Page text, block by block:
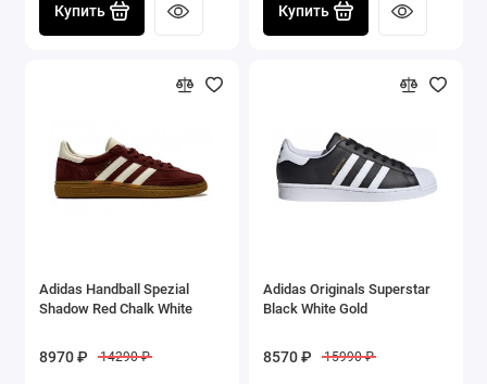
Купить Купить
Adidas Handball Spezial
Shadow Red Chalk White
8970 ₽ 14290 ₽
Adidas Originals Superstar
Black White Gold
8570 ₽ 15990 ₽